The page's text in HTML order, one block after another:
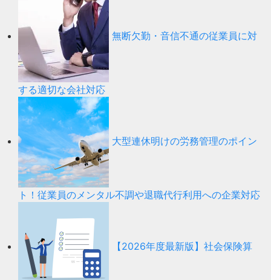
無断欠勤・音信不通の従業員に対
する適切な会社対応
大型連休明けの労務管理のポイン
ト！従業員のメンタル不調や退職代行利用への企業対応
【2026年度最新版】社会保険算